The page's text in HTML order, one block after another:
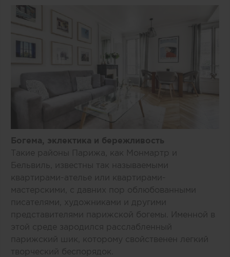
Богема, эклектика и бережливость
Такие районы Парижа, как Монмартр и
Бельвиль, известны так называемыми
квартирами-ателье или квартирами-
мастерскими, с давних пор облюбованными
писателями, художниками и другими
представителями парижской богемы. Именной в
этой среде зародился расслабленный
парижский шик, которому свойственен легкий
творческий беспорядок.